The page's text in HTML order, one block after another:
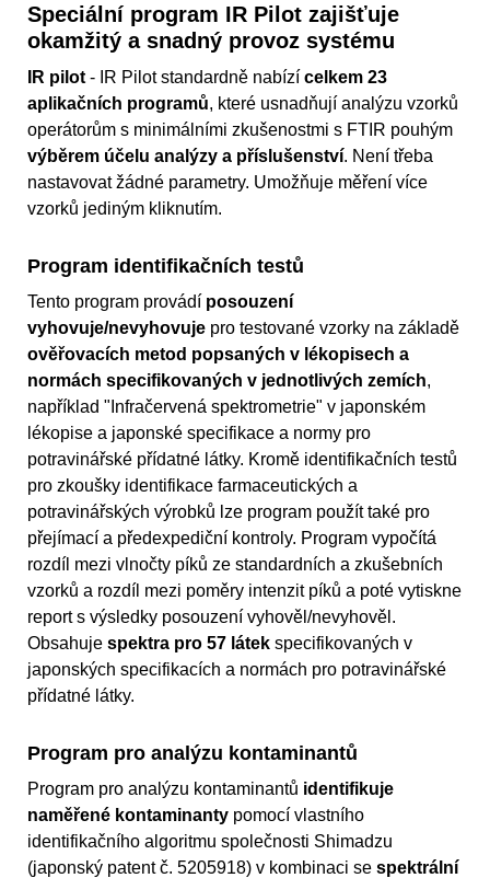
Speciální program IR Pilot zajišťuje
okamžitý a snadný provoz systému
IR pilot - IR Pilot standardně nabízí celkem 23
aplikačních programů, které usnadňují analýzu vzorků
operátorům s minimálními zkušenostmi s FTIR pouhým
výběrem účelu analýzy a příslušenství. Není třeba
nastavovat žádné parametry. Umožňuje měření více
vzorků jediným kliknutím.
Program identifikačních testů
Tento program provádí posouzení
vyhovuje/nevyhovuje pro testované vzorky na základě
ověřovacích metod popsaných v lékopisech a
normách specifikovaných v jednotlivých zemích,
například "Infračervená spektrometrie" v japonském
lékopise a japonské specifikace a normy pro
potravinářské přídatné látky. Kromě identifikačních testů
pro zkoušky identifikace farmaceutických a
potravinářských výrobků lze program použít také pro
přejímací a předexpediční kontroly. Program vypočítá
rozdíl mezi vlnočty píků ze standardních a zkušebních
vzorků a rozdíl mezi poměry intenzit píků a poté vytiskne
report s výsledky posouzení vyhověl/nevyhověl.
Obsahuje spektra pro 57 látek specifikovaných v
japonských specifikacích a normách pro potravinářské
přídatné látky.
Program pro analýzu kontaminantů
Program pro analýzu kontaminantů identifikuje
naměřené kontaminanty pomocí vlastního
identifikačního algoritmu společnosti Shimadzu
(japonský patent č. 5205918) v kombinaci se spektrální